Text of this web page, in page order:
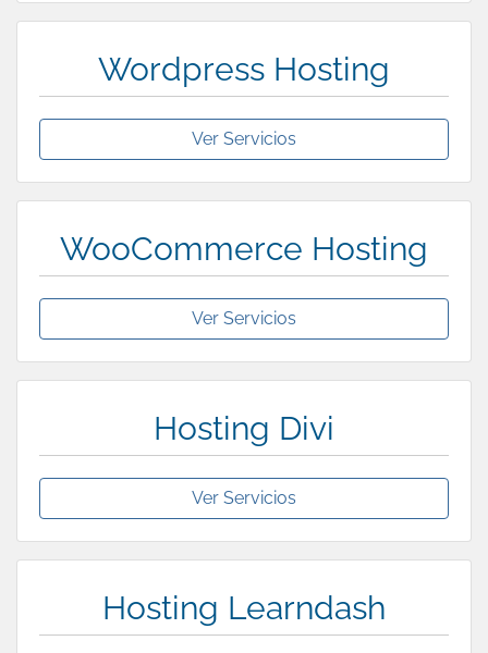
Wordpress Hosting
Ver Servicios
WooCommerce Hosting
Ver Servicios
Hosting Divi
Ver Servicios
Hosting Learndash